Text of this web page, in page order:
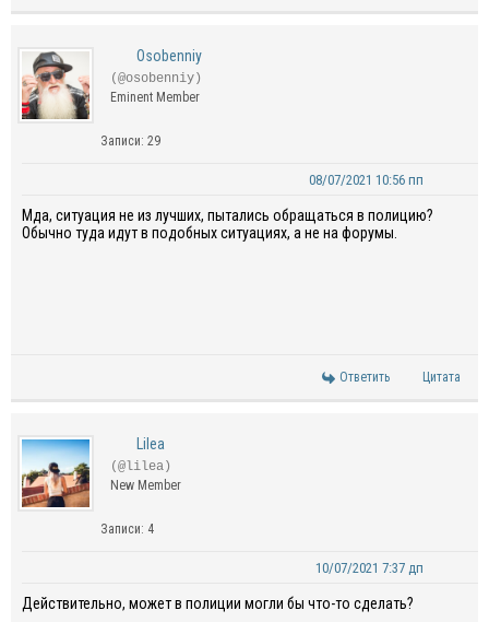
Osobenniy
(@osobenniy)
Eminent Member
Записи: 29
08/07/2021 10:56 пп
Мда, ситуация не из лучших, пытались обращаться в полицию?
Обычно туда идут в подобных ситуациях, а не на форумы.
Ответить Цитата
Lilea
(@lilea)
New Member
Записи: 4
10/07/2021 7:37 дп
Действительно, может в полиции могли бы что-то сделать?